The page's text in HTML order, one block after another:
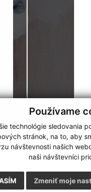
Používame
technológie sledovania
stránok, na to, aby
návštevnosti našich
naši návštevníci
Zmeniť moje
COOKIES